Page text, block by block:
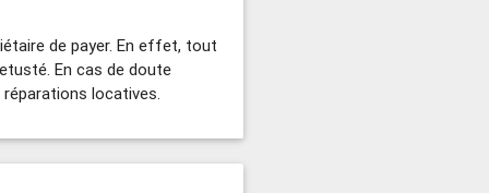
de payer. En effet, tout
En cas de doute
locatives.